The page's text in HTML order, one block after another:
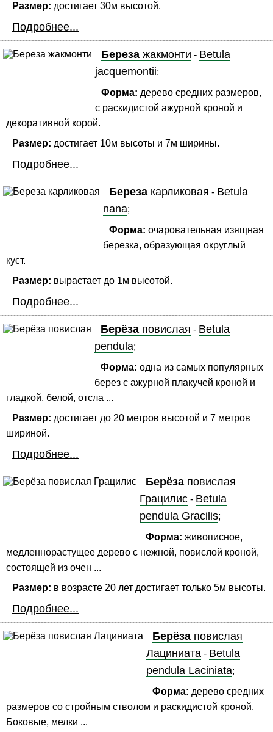
Размер: достигает 30м высотой.
Подробнее...
Береза жакмонти - Betula
jacquemontii;
Форма: дерево средних размеров,
с раскидистой ажурной кроной и
декоративной корой.
Размер: достигает 10м высоты и 7м ширины.
Подробнее...
Береза карликовая - Betula
nana;
Форма: очаровательная изящная
березка, образующая округлый
куст.
Размер: вырастает до 1м высотой.
Подробнее...
Берёза повислая - Betula
pendula;
Форма: одна из самых популярных
берез с ажурной плакучей кроной и
гладкой, белой, отсла ...
Размер: достигает до 20 метров высотой и 7 метров
шириной.
Подробнее...
Берёза повислая
Грацилис - Betula
pendula Gracilis;
Форма: живописное,
медленнорастущее дерево с нежной, повислой кроной,
состоящей из очен ...
Размер: в возрасте 20 лет достигает только 5м высоты.
Подробнее...
Берёза повислая
Лациниата - Betula
pendula Laciniata;
Форма: дерево средних
размеров со стройным стволом и раскидистой кроной.
Боковые, мелки ...